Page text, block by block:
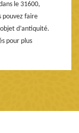
le 31600,
pouvez faire
d’antiquité.
pour plus